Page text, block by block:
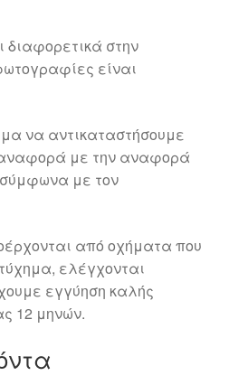
στην
είναι
να αντικαταστήσουμε
με την αναφορά
σύμφωνα με τον
από οχήματα που
ελέγχονται
εγγύηση καλής
12 μηνών.